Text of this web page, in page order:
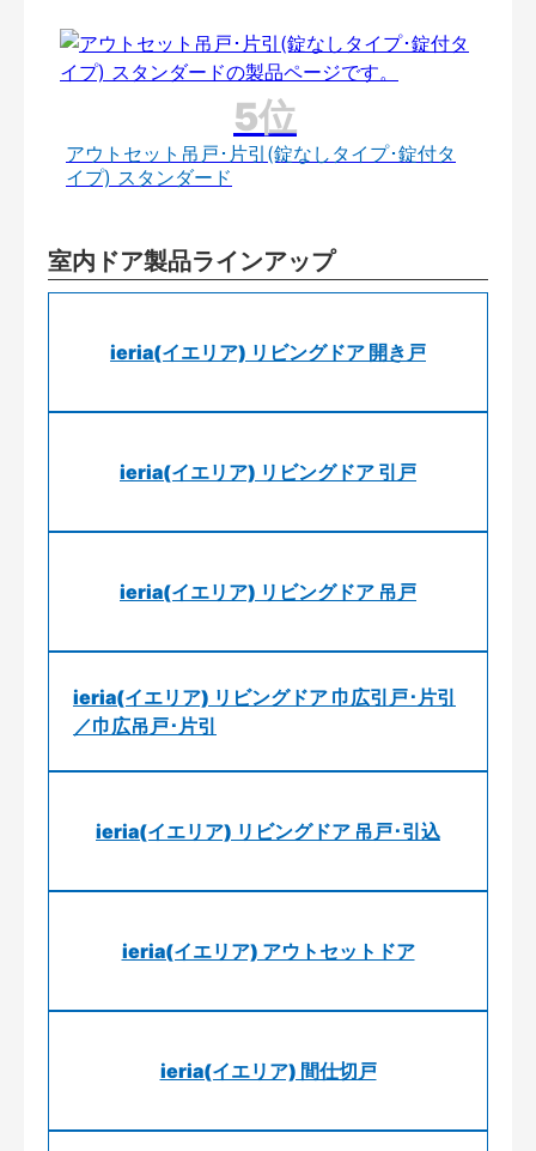
アウトセット吊戸･片引(錠なしタイプ･錠付タ
イプ) スタンダード
室内ドア製品ラインアップ
ieria(イエリア) リビングドア 開き戸
ieria(イエリア) リビングドア 引戸
ieria(イエリア) リビングドア 吊戸
ieria(イエリア) リビングドア 巾広引戸･片引
／巾広吊戸･片引
ieria(イエリア) リビングドア 吊戸･引込
ieria(イエリア) アウトセットドア
ieria(イエリア) 間仕切戸